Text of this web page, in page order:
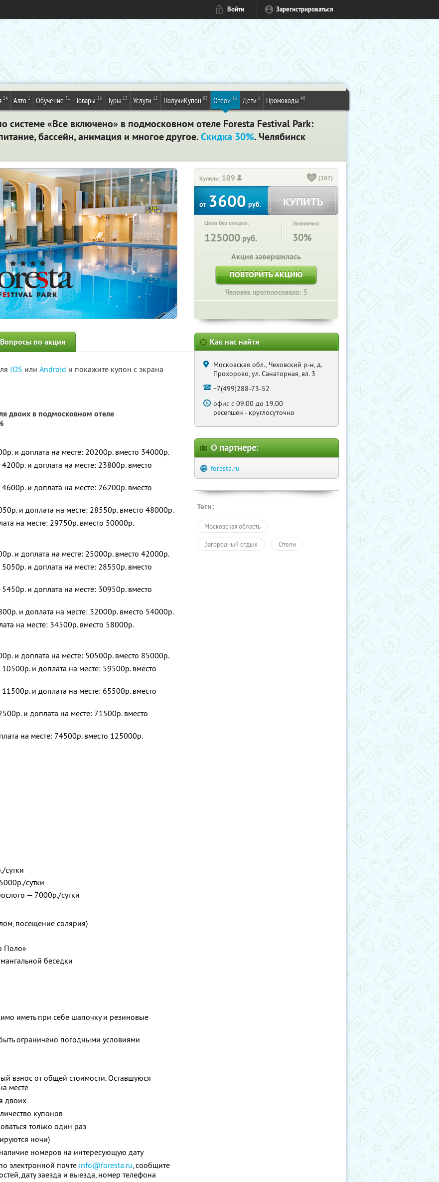
Войти Зарегистрироваться
24 Авто 1 Обучение 31 Товары 26 Туры 13 Услуги 12 ПолучиКупон 83 Отели 16 Дети 6 Промокоды 48
системе «Все включено» в подмосковном отеле Foresta Festival Park:
бассейн, анимация и многое другое.Скидка 30%. Челябинск
Купили: 109 (207)
от 3600 руб. КУПИТЬ
Цена без скидки:
125000 руб.
Экономия:
30%
Акция завершилась
ПОВТОРИТЬ АКЦИЮ
Человек проголосовало: 5
Вопросы по акции
IOS или Android и покажите купон с экрана
двоих в подмосковном отеле
и доплата на месте: 20200р. вместо 34000р.
и доплата на месте: 23800р. вместо
и доплата на месте: 26200р. вместо
и доплата на месте: 28550р. вместо 48000р.
на месте: 29750р. вместо 50000р.
и доплата на месте: 25000р. вместо 42000р.
и доплата на месте: 28550р. вместо
и доплата на месте: 30950р. вместо
и доплата на месте: 32000р. вместо 54000р.
на месте: 34500р. вместо 58000р.
и доплата на месте: 50500р. вместо 85000р.
и доплата на месте: 59500р. вместо
и доплата на месте: 65500р. вместо
и доплата на месте: 71500р. вместо
на месте: 74500р. вместо 125000р.
сутки
сутки
— 7000р./сутки
посещение солярия)
Поло»
беседки
иметь при себе шапочку и резиновые
ограничено погодными условиями
взнос от общей стоимости. Оставшуюся
месте
двоих
купонов
только один раз
ночи)
номеров на интересующую дату
электронной почте info@foresta.ru,сообщите
дату заезда и выезда, номер телефона
Как нас найти
Московская обл., Чеховский р-н, д.
Прохорово, ул. Санаторная, вл. 3
+7(499)288-73-52
офис с 09.00 до 19.00
ресепшен - круглосуточно
О партнере:
foresta.ru
Теги:
Московская область
Загородный отдых Отели